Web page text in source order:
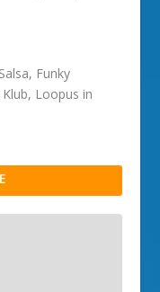
Funky
Loopus in